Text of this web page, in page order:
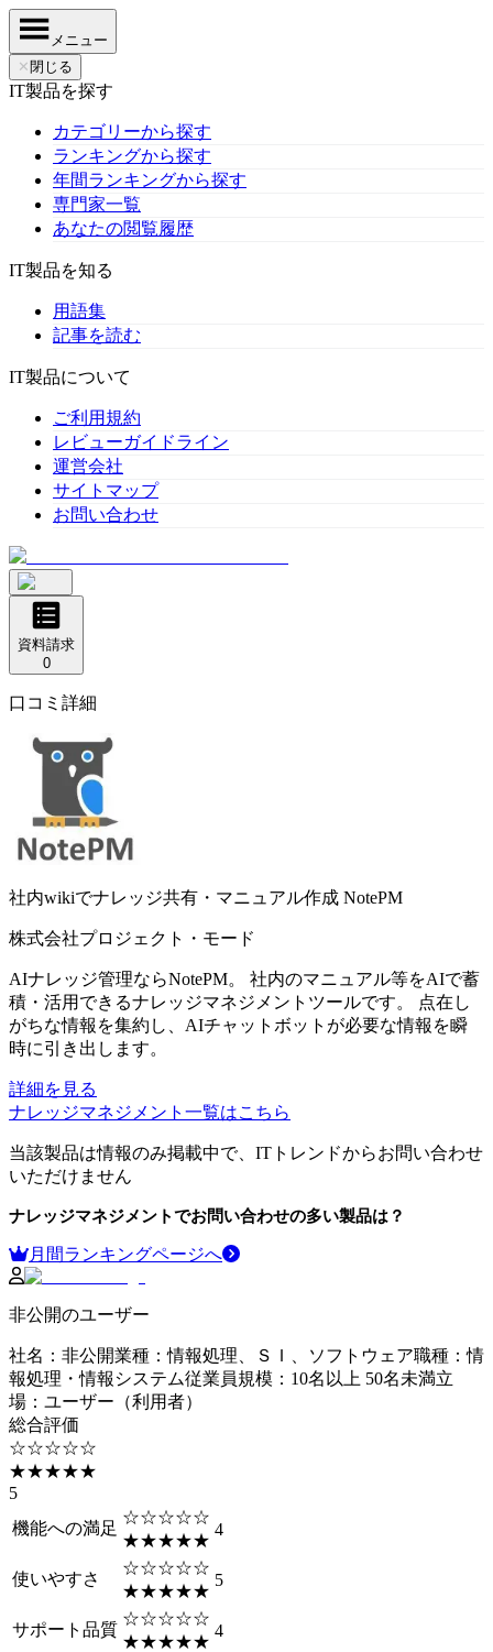
メニュー
✕ 閉じる
IT製品を探す
カテゴリーから探す
ランキングから探す
年間ランキングから探す
専門家一覧
あなたの閲覧履歴
IT製品を知る
用語集
記事を読む
IT製品について
ご利用規約
レビューガイドライン
運営会社
サイトマップ
お問い合わせ
資料請求
0
口コミ詳細
社内wikiでナレッジ共有・マニュアル作成 NotePM
株式会社プロジェクト・モード
AIナレッジ管理ならNotePM。 社内のマニュアル等をAIで蓄
積・活用できるナレッジマネジメントツールです。 点在し
がちな情報を集約し、AIチャットボットが必要な情報を瞬
時に引き出します。
詳細を見る
ナレッジマネジメント 一覧はこちら
当該製品は情報のみ掲載中で、ITトレンドからお問い合わせ
いただけません
ナレッジマネジメントでお問い合わせの多い製品は？
月間ランキングページへ
非公開のユーザー
社名 ： 非公開業種 ：情報処理、ＳＩ、ソフトウェア職種 ：情
報処理・情報システム従業員規模 ： 10名以上 50名未満立
場 ： ユーザー（利用者）
総合評価
☆☆☆☆☆
★★★★★
5
機能への満足
☆☆☆☆☆
★★★★★
4
使いやすさ
☆☆☆☆☆
★★★★★
5
サポート品質
☆☆☆☆☆
★★★★★
4